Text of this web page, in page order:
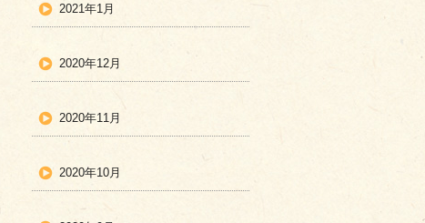
2021年1月
2020年12月
2020年11月
2020年10月